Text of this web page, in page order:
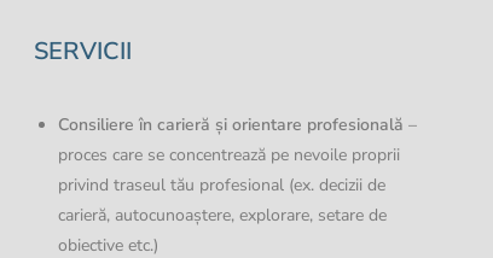
SERVICII
Consiliere în carieră și orientare profesională –
proces care se concentrează pe nevoile proprii
privind traseul tău profesional (ex. decizii de
carieră, autocunoaștere, explorare, setare de
obiective etc.)